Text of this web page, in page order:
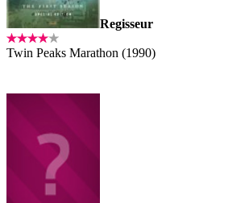
Regisseur
Twin Peaks Marathon (1990)